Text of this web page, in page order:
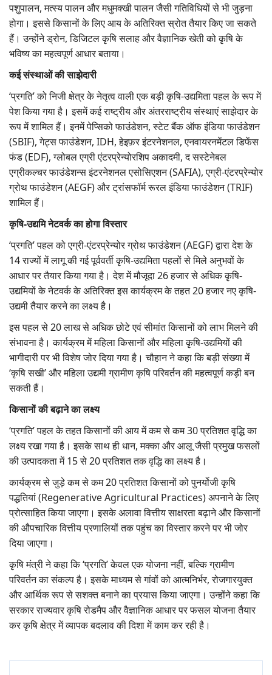
पशुपालन, मत्स्य पालन और मधुमक्खी पालन जैसी गतिविधियों से भी जुड़ना
होगा। इससे किसानों के लिए आय के अतिरिक्त स्रोत तैयार किए जा सकते
हैं। उन्होंने ड्रोन, डिजिटल कृषि सलाह और वैज्ञानिक खेती को कृषि के
भविष्य का महत्वपूर्ण आधार बताया।
कई संस्थाओं की साझेदारी
‘प्रगति’ को निजी क्षेत्र के नेतृत्व वाली एक बड़ी कृषि-उद्यमिता पहल के रूप में
पेश किया गया है। इसमें कई राष्ट्रीय और अंतरराष्ट्रीय संस्थाएं साझेदार के
रूप में शामिल हैं। इनमें पेप्सिको फाउंडेशन, स्टेट बैंक ऑफ इंडिया फाउंडेशन
(SBIF), गेट्स फाउंडेशन, IDH, हेइफ़र इंटरनेशनल, एनवायरनमेंटल डिफेंस
फंड (EDF), ग्लोबल एग्री एंटरप्रेन्योरशिप अकादमी, द सस्टेनेबल
एग्रीकल्चर फाउंडेशन्स इंटरनेशनल एसोसिएशन (SAFIA), एग्री-एंटरप्रेन्योर
ग्रोथ फाउंडेशन (AEGF) और ट्रांसफॉर्म रूरल इंडिया फाउंडेशन (TRIF)
शामिल हैं।
कृषि-उद्यमि नेटवर्क का होगा विस्तार
‘प्रगति’ पहल को एग्री-एंटरप्रेन्योर ग्रोथ फाउंडेशन (AEGF) द्वारा देश के
14 राज्यों में लागू की गई पूर्ववर्ती कृषि-उद्यमिता पहलों से मिले अनुभवों के
आधार पर तैयार किया गया है। देश में मौजूदा 26 हजार से अधिक कृषि-
उद्यमियों के नेटवर्क के अतिरिक्त इस कार्यक्रम के तहत 20 हजार नए कृषि-
उद्यमी तैयार करने का लक्ष्य है।
इस पहल से 20 लाख से अधिक छोटे एवं सीमांत किसानों को लाभ मिलने की
संभावना है। कार्यक्रम में महिला किसानों और महिला कृषि-उद्यमियों की
भागीदारी पर भी विशेष जोर दिया गया है। चौहान ने कहा कि बड़ी संख्या में
‘कृषि सखी’ और महिला उद्यमी ग्रामीण कृषि परिवर्तन की महत्वपूर्ण कड़ी बन
सकती हैं।
किसानों की बढ़ाने का लक्ष्य
‘प्रगति’ पहल के तहत किसानों की आय में कम से कम 30 प्रतिशत वृद्धि का
लक्ष्य रखा गया है। इसके साथ ही धान, मक्का और आलू जैसी प्रमुख फसलों
की उत्पादकता में 15 से 20 प्रतिशत तक वृद्धि का लक्ष्य है।
कार्यक्रम से जुड़े कम से कम 20 प्रतिशत किसानों को पुनर्योजी कृषि
पद्धतियां (Regenerative Agricultural Practices) अपनाने के लिए
प्रोत्साहित किया जाएगा। इसके अलावा वित्तीय साक्षरता बढ़ाने और किसानों
की औपचारिक वित्तीय प्रणालियों तक पहुंच का विस्तार करने पर भी जोर
दिया जाएगा।
कृषि मंत्री ने कहा कि ‘प्रगति’ केवल एक योजना नहीं, बल्कि ग्रामीण
परिवर्तन का संकल्प है। इसके माध्यम से गांवों को आत्मनिर्भर, रोजगारयुक्त
और आर्थिक रूप से सशक्त बनाने का प्रयास किया जाएगा। उन्होंने कहा कि
सरकार राज्यवार कृषि रोडमैप और वैज्ञानिक आधार पर फसल योजना तैयार
कर कृषि क्षेत्र में व्यापक बदलाव की दिशा में काम कर रही है।